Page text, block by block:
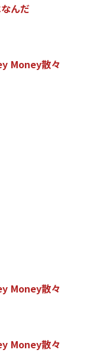
なんだ
y Money散々
y Money散々
y Money散々